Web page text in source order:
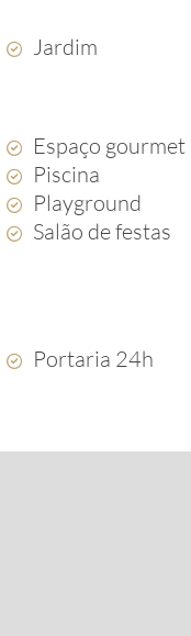
Jardim
Espaço gourmet
Piscina
Playground
Salão de festas
Portaria 24h